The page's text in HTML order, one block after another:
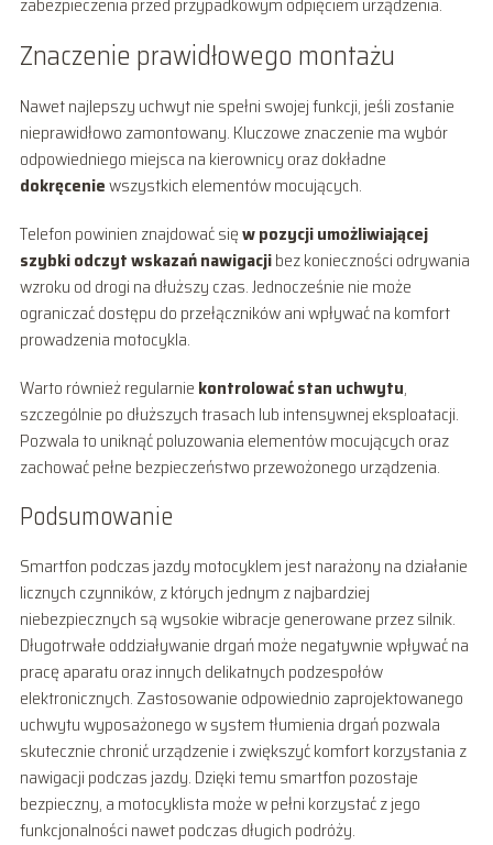
Znaczenie prawidłowego montażu
Nawet najlepszy uchwyt nie spełni swojej funkcji, jeśli zostanie
nieprawidłowo zamontowany. Kluczowe znaczenie ma wybór
odpowiedniego miejsca na kierownicy oraz dokładne
dokręceniewszystkich elementów mocujących.
Telefon powinien znajdować sięw pozycji umożliwiającej
szybki odczyt wskazań nawigacjibez konieczności odrywania
wzroku od drogi na dłuższy czas. Jednocześnie nie może
ograniczać dostępu do przełączników ani wpływać na komfort
prowadzenia motocykla.
Warto również regularnie kontrolować stan uchwytu,
szczególnie po dłuższych trasach lub intensywnej eksploatacji.
Pozwala to uniknąć poluzowania elementów mocujących oraz
zachować pełne bezpieczeństwo przewożonego urządzenia.
Podsumowanie
Smartfon podczas jazdy motocyklem jest narażony na działanie
licznych czynników, z których jednym z najbardziej
niebezpiecznych są wysokie wibracje generowane przez silnik.
Długotrwałe oddziaływanie drgań może negatywnie wpływać na
pracę aparatu oraz innych delikatnych podzespołów
elektronicznych. Zastosowanie odpowiednio zaprojektowanego
uchwytu wyposażonego w system tłumienia drgań pozwala
skutecznie chronić urządzenie i zwiększyć komfort korzystania z
nawigacji podczas jazdy. Dzięki temu smartfon pozostaje
bezpieczny, a motocyklista może w pełni korzystać z jego
funkcjonalności nawet podczas długich podróży.